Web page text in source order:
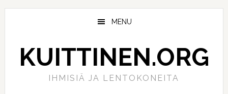
Hyppää
Hyppää
MENU
KUITTINEN.ORG
IHMISIÄ JA LENTOKONEITA